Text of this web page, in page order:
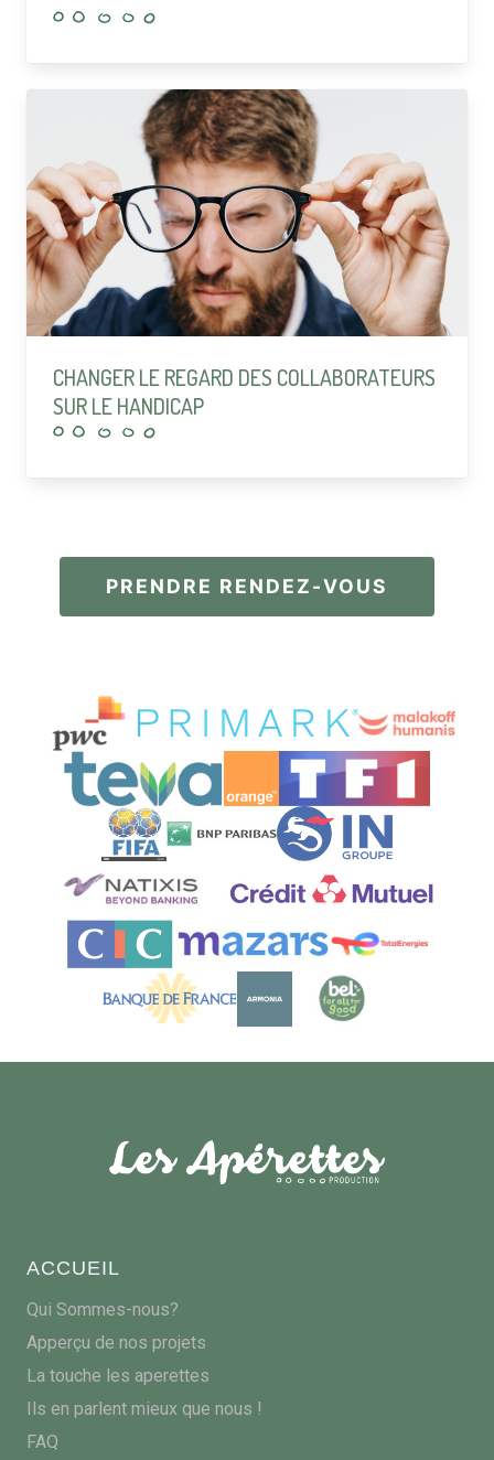
CHANGER LE REGARD DES COLLABORATEURS
SUR LE HANDICAP
PRENDRE RENDEZ-VOUS
ACCUEIL
Qui Sommes-nous?
Apperçu de nos projets
La touche les aperettes
Ils en parlent mieux que nous !
FAQ